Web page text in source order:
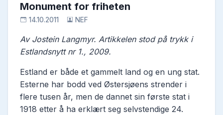
Monument for friheten
14.10.2011 NEF
Av Jostein Langmyr. Artikkelen stod på trykk i
Estlandsnytt nr 1., 2009.
Estland er både et gammelt land og en ung stat.
Esterne har bodd ved Østersjøens strender i
flere tusen år, men de dannet sin første stat i
1918 etter å ha erklært seg selvstendige 24.